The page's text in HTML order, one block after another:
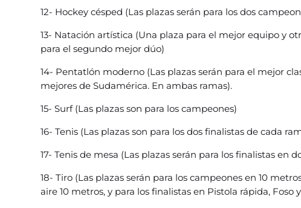
12- Hockey césped (Las plazas serán para los dos
13- Natación artística (Una plaza para el mejor equipo y
para el segundo mejor dúo)
14- Pentatlón moderno (Las plazas serán para el mejor
mejores de Sudamérica. En ambas ramas).
15- Surf (Las plazas son para los campeones)
16- Tenis (Las plazas son para los dos finalistas de cada
17- Tenis de mesa (Las plazas serán para los finalistas en
18- Tiro (Las plazas serán para los campeones en 10
aire 10 metros, y para los finalistas en Pistola rápida, Foso